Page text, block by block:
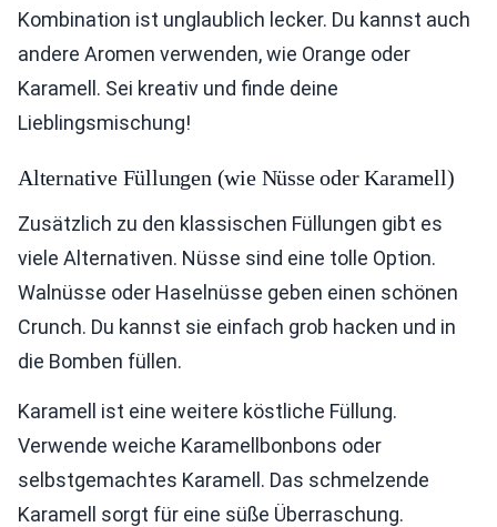
Kombination ist unglaublich lecker. Du kannst auch
andere Aromen verwenden, wie Orange oder
Karamell. Sei kreativ und finde deine
Lieblingsmischung!
Alternative Füllungen (wie Nüsse oder Karamell)
Zusätzlich zu den klassischen Füllungen gibt es
viele Alternativen. Nüsse sind eine tolle Option.
Walnüsse oder Haselnüsse geben einen schönen
Crunch. Du kannst sie einfach grob hacken und in
die Bomben füllen.
Karamell ist eine weitere köstliche Füllung.
Verwende weiche Karamellbonbons oder
selbstgemachtes Karamell. Das schmelzende
Karamell sorgt für eine süße Überraschung.